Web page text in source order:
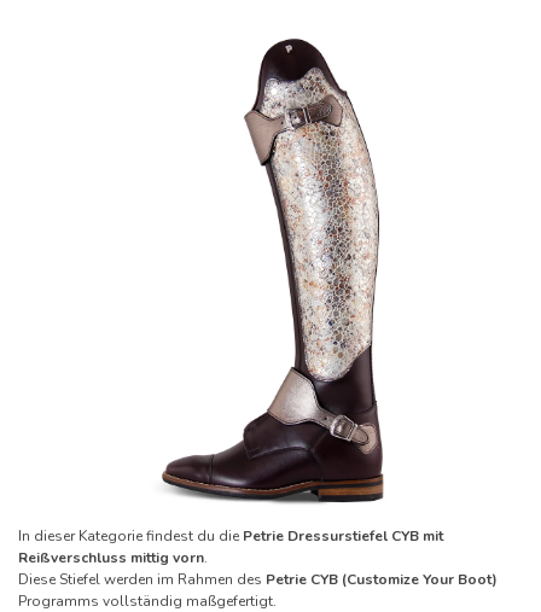
In dieser Kategorie findest du die Petrie Dressurstiefel CYB mit
Reißverschluss mittig vorn.
Diese Stiefel werden im Rahmen des Petrie CYB (Customize Your Boot)
Programms vollständig maßgefertigt.